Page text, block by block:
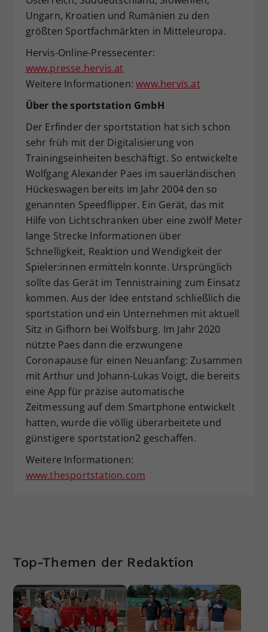
Ungarn, Kroatien und Rumänien zu den
größten Sportfachmärkten in Mitteleuropa.
Hervis-Online-Pressecenter:
www.presse.hervis.at
Weitere Informationen:www.hervis.at
Über the sportstation GmbH
Der Erfinder der sportstation hat sich schon
sehr früh mit der Digitalisierung von
Trainingseinheiten beschäftigt. So entwickelte
Wolfgang Alexander Paes im sauerländischen
Hückeswagen bereits im Jahr 2004 den so
genannten Speedflipper. Ein Gerät, das mit
Hilfe von Lichtschranken über eine zwölf Meter
lange Strecke Informationen über
Schnelligkeit, Reaktion und Wendigkeit der
Spieler:innen ermitteln konnte. Ursprünglich
sollte das Gerät im Tennistraining zum Einsatz
kommen. Aus der Idee entstand schließlich die
sportstation und ein Unternehmen mit aktuell
Sitz in Gifhorn bei Wolfsburg. Im Jahr 2020
nützte Paes dann die erzwungene
Coronapause für einen Neuanfang: Zusammen
mit Arthur und Johann-Lukas Voigt, die bereits
eine App für präzise automatische
Zeitmessung auf dem Smartphone entwickelt
hatten, wurde die völlig überarbeitete und
günstigere sportstation2 geschaffen.
Weitere Informationen:
www.thesportstation.com
Top-Themen der Redaktion